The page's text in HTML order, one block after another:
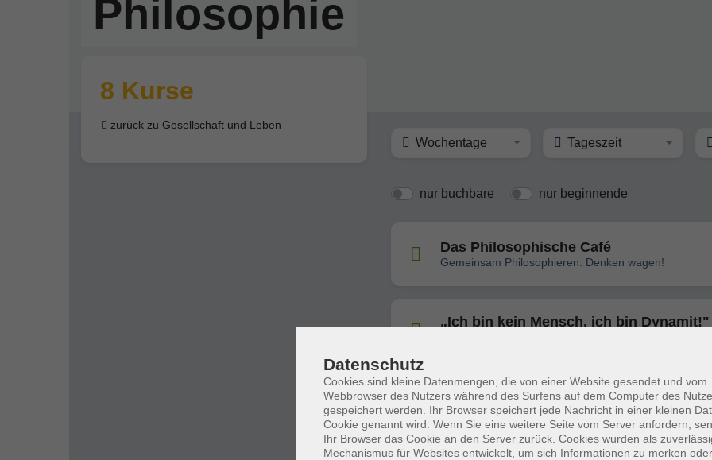
Philosophie
8 Kurse
zurück zu Gesellschaft und Leben
Wochentage Tageszeit
nur buchbare nur beginnende
Das Philosophische Café
Gemeinsam Philosophieren: Denken wagen!
„Ich bin kein Mensch, ich bin Dynamit!"
Wenn ich gehe – was bleibt?
Wer ordnet, bevor er geht, schenkt Frieden statt
Datenschutz
Cookies sind kleine Datenmengen, die von einer Website gesendet und vom
Webbrowser des Nutzers während des Surfens auf dem Computer des
gespeichert werden. Ihr Browser speichert jede Nachricht in einer kleinen
Cookie genannt wird. Wenn Sie eine weitere Seite vom Server anfordern,
Ihr Browser das Cookie an den Server zurück. Cookies wurden als
Mechanismus für Websites entwickelt, um sich Informationen zu merken